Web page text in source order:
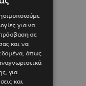
για να
σε
και να
όπως
για
και